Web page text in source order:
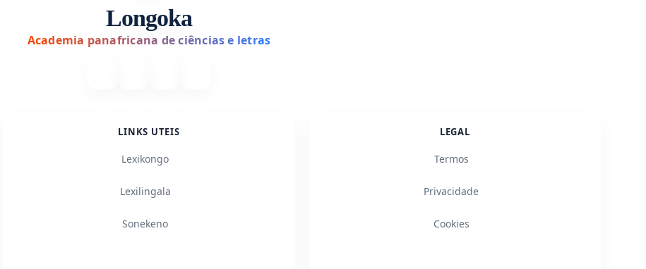
Longoka
Academia panafricana de ciências e letras
LINKS UTEIS
Lexikongo
Lexilingala
Sonekeno
LEGAL
Termos
Privacidade
Cookies